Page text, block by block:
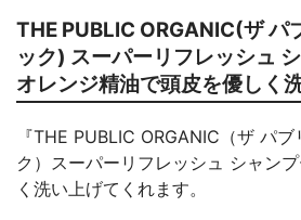
THE PUBLIC ORGANIC(ザ パ
ック) スーパーリフレッシュ
オレンジ精油で頭皮を優しく
『THE PUBLIC ORGANIC（ザ パ
ク）スーパーリフレッシュ シャン
く洗い上げてくれます。